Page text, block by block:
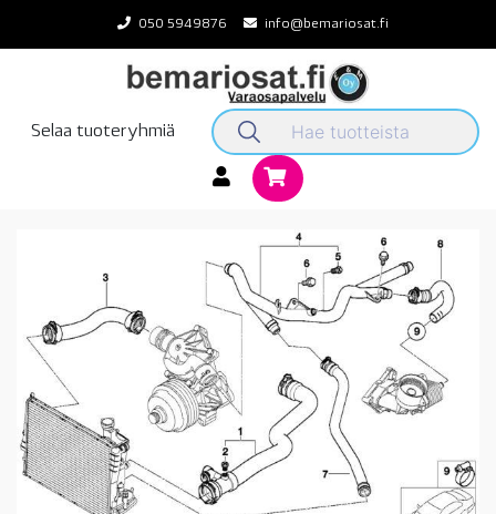
content
050 5949876 info@bemariosat.fi
Selaa tuoteryhmiä